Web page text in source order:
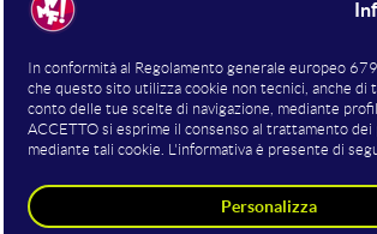
Università degli Studi di